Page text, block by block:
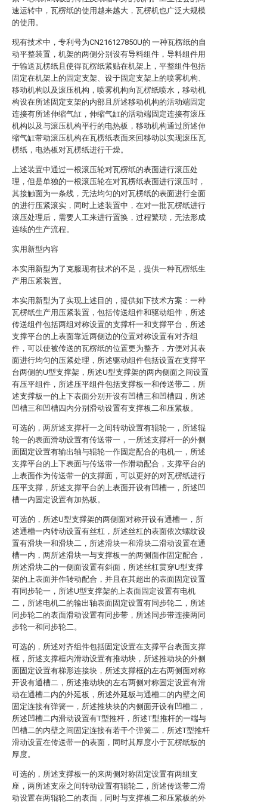
速运转中，瓦楞纸的使用越来越大，瓦楞机也广泛大规模
的使用。
现有技术中，专利号为CN216127850U的 一种瓦楞纸的自
动平整装置，机架的两侧分别设有导料组件，导料组件用
于输送瓦楞纸且使得瓦楞纸紧贴在机架上，平整组件包括
固定在机架上的固定支架、设于固定支架上的喷雾机构、
移动机构以及滚压机构，喷雾机构向瓦楞纸喷水，移动机
构设在所述固定支架的内部且所述移动机构的活动端固定
连接有所述伸缩气缸，伸缩气缸的活动端固定连接有滚压
机构以及与滚压机构平行的电热板，移动机构通过所述伸
缩气缸带动滚压机构在瓦楞纸表面来回移动以实现滚压瓦
楞纸，电热板对瓦楞纸进行干燥。
上述装置中通过一根滚压轮对瓦楞纸的表面进行滚压处
理，但是单独的一根滚压轮在对瓦楞纸表面进行滚压时，
其接触面为一条线，无法均匀的对瓦楞纸的表面进行全面
的进行压紧滚实，同时上述装置中，在对一批瓦楞纸进行
滚压处理后，需要人工来进行置换，过程繁琐，无法形成
连续的生产流程。
实用新型内容
本实用新型为了克服现有技术的不足，提供一种瓦楞纸生
产用压紧装置。
本实用新型为了实现上述目的，提供如下技术方案：一种
瓦楞纸生产用压紧装置，包括传送组件和驱动组件，所述
传送组件包括两组对称设置的支撑杆一和支撑平台，所述
支撑平台的上表面靠近两侧边的位置对称设置有对齐组
件，可以使被传送的瓦楞纸的位置更为整齐，方便对其表
面进行均匀的压紧处理，所述驱动组件包括设置在支撑平
台两侧的U型支撑架，所述U型支撑架的两内侧面之间设置
有压平组件，所述压平组件包括支撑板一和传送带二，所
述支撑板一的上下表面分别开设有凹槽三和凹槽四，所述
凹槽三和凹槽四内分别滑动设置有支撑板二和压紧板。
可选的，两所述支撑杆一之间转动设置有辊轮一，所述辊
轮一的表面滑动设置有传送带一，一所述支撑杆一的外侧
面固定设置有输出轴与辊轮一作固定配合的电机一，所述
支撑平台的上下表面与传送带一作滑动配合，支撑平台的
上表面作为传送带一的支撑面，可以更好的对瓦楞纸进行
压平支撑，所述支撑平台的上表面开设有凹槽一，所述凹
槽一内固定设置有加热板。
可选的，所述U型支撑架的两侧面对称开设有通槽一，所
述通槽一内转动设置有丝杠，所述丝杠的表面依次螺纹设
置有滑块一和滑块二，所述滑块一和滑块二滑动设置在通
槽一内，两所述滑块一与支撑板一的两侧面作固定配合，
所述滑块二的一侧面设置有斜面，所述丝杠贯穿U型支撑
架的上表面并作转动配合，并且在其超出的表面固定设置
有同步轮一，所述U型支撑架的上表面固定设置有电机
二，所述电机二的输出轴表面固定设置有同步轮二，所述
同步轮二的表面滑动设置有同步带，所述同步带连接两同
步轮一和同步轮二。
可选的，所述对齐组件包括固定设置在支撑平台表面支撑
框，所述支撑框内滑动设置有推动块，所述推动块的外侧
面固定设置有梯形连接块，所述支撑框的左右两侧面对称
开设有通槽二，所述推动块的左右两侧对称固定设置有滑
动在通槽二内的外延板，所述外延板与通槽二的内壁之间
固定连接有弹簧一，所述推块块的内侧面开设有凹槽二，
所述凹槽二内滑动设置有T型推杆，所述T型推杆的一端与
凹槽二的内壁之间固定连接有若干个弹簧二，所述T型推杆
滑动设置在传送带一的表面，同时其厚度小于瓦楞纸板的
厚度。
可选的，所述支撑板一的来两侧对称固定设置有两组支
座，两所述支座之间转动设置有辊轮二，所述传送带二滑
动设置在两辊轮二的表面，同时与支撑板二和压紧板的外